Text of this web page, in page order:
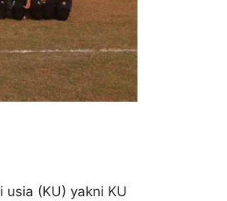
(KU) yakni KU